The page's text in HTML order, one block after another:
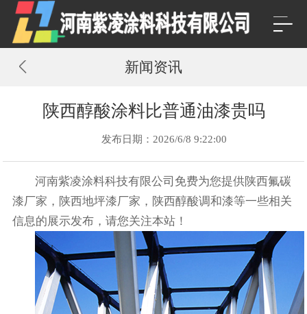
新闻资讯
陕西醇酸涂料比普通油漆贵吗
发布日期：2026/6/8 9:22:00
河南紫凌涂料科技有限公司免费为您提供陕西氟碳
漆厂家 ，陕西地坪漆厂家，陕西醇酸调和漆等一些相关
信息的展示发布，请您关注本站！